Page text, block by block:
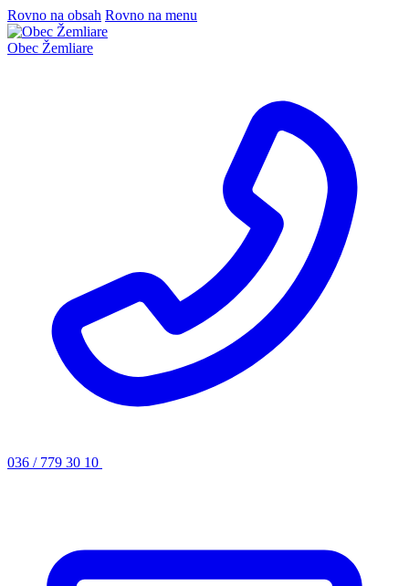
Rovno na obsah Rovno na menu
Obec Žemliare
036 / 779 30 10